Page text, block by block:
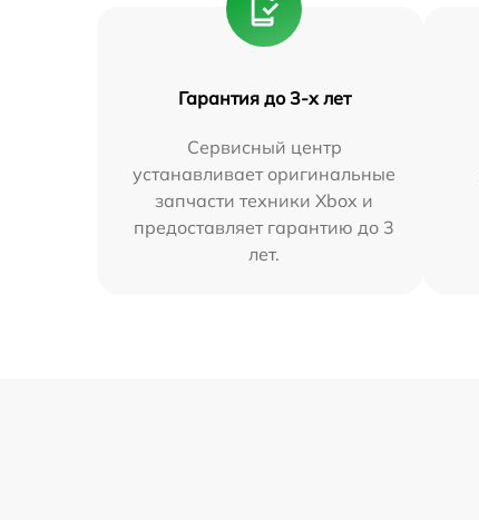
Гарантия до 3-х лет
Сервисный центр
устанавливает оригинальные
запчасти техники Xbox и
предоставляет гарантию до 3
лет.